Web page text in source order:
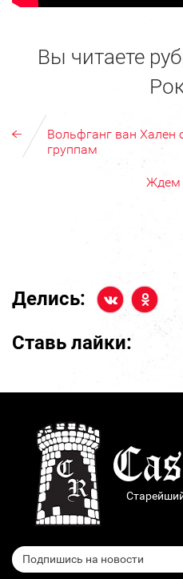
Вы читаете
Вольфганг ван Хален
группам
Ждем
Делись:
Ставь лайки: